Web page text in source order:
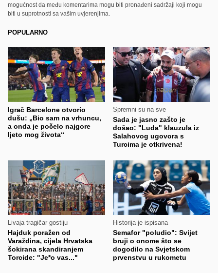
mogućnost da među komentarima mogu biti pronađeni sadržaji koji mogu
biti u suprotnosti sa vašim uvjerenjima.
POPULARNO
Igrač Barcelone otvorio
dušu: „Bio sam na vrhuncu,
a onda je počelo najgore
ljeto mog života“
Spremni su na sve
Sada je jasno zašto je
došao: "Luda" klauzula iz
Salahovog ugovora s
Turcima je otkrivena!
Livaja tragičar gostiju
Hajduk poražen od
Varaždina, cijela Hrvatska
šokirana skandiranjem
Torcide: "Je*o vas..."
Historija je ispisana
Semafor "poludio": Svijet
bruji o onome što se
dogodilo na Svjetskom
prvenstvu u rukometu